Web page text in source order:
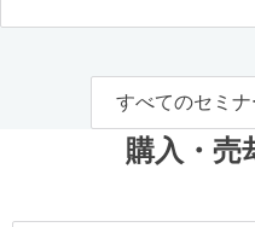
すべてのセミ
購入・売